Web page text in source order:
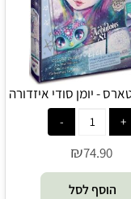
- יומן סודי איזדורה
₪74.90
הוסף לסל